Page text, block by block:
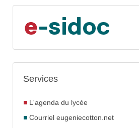
Services
L'agenda du lycée
Courriel eugeniecotton.net